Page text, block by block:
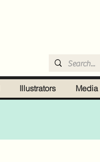
Illustrators Media